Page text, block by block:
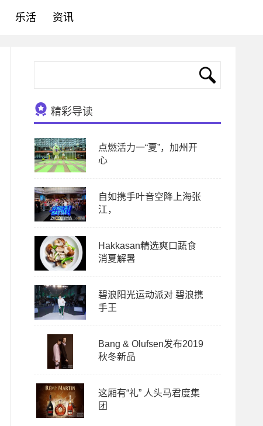
乐活 资讯
精彩导读
点燃活力一“夏”，加州开
心
自如携手叶音空降上海张
江，
Hakkasan精选爽口蔬食
消夏解暑
碧浪阳光运动派对 碧浪携
手王
Bang & Olufsen发布2019
秋冬新品
这厢有“礼” 人头马君度集
团